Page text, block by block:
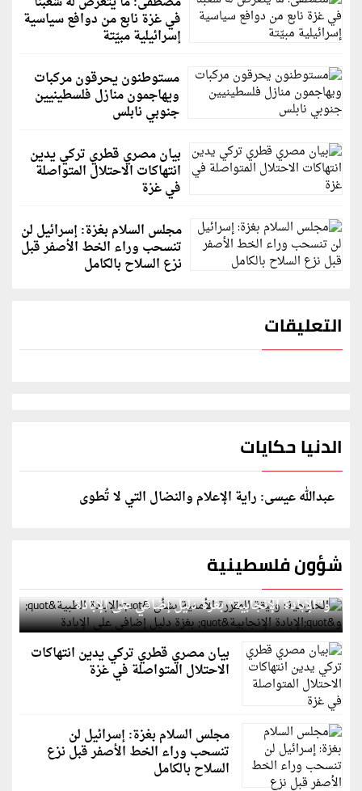
في غزة نابع من دوافع سياسية
إسرائيلية مبيّتة
مستوطنون يحرقون مركبات
ويهاجمون منازل فلسطينيين
جنوبي نابلس
بيان مصري قطري تركي يدين
انتهاكات الاحتلال المتواصلة
في غزة
مجلس السلام بغزة: إسرائيل لن
تنسحب وراء الخط الأصفر قبل
نزع السلاح بالكامل
التعليقات
الدنيا حكايات
عبدالله عيسى: راية الإعلام والنضال التي لا تُطوى
شؤون فلسطينية
الخارجية: وثيقة المقررة الأممية بشأن "الإبادة الطبية"
و"الإبادة الإنجابية" بغزة دليل إضافي على الإبادة
بيان مصري قطري تركي يدين انتهاكات
الاحتلال المتواصلة في غزة
مجلس السلام بغزة: إسرائيل لن
تنسحب وراء الخط الأصفر قبل نزع
السلاح بالكامل